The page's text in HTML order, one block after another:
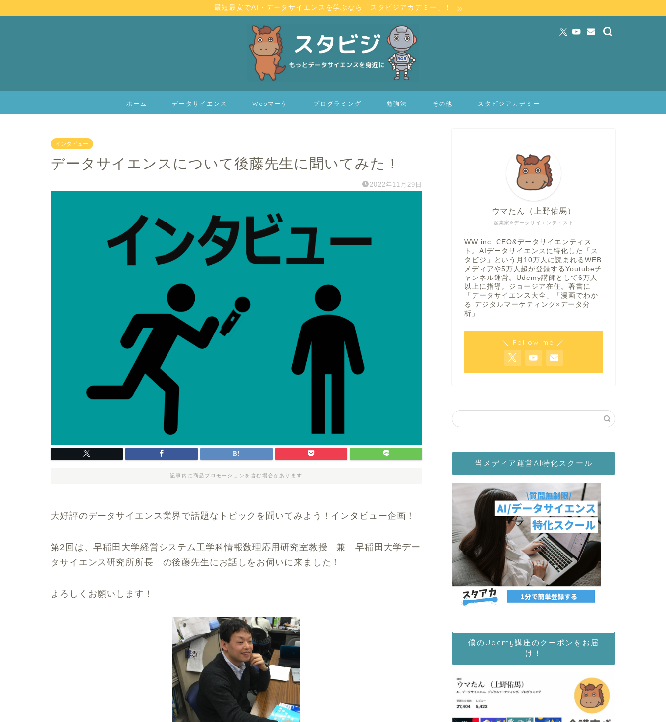
最短最安でAI・データサイエンスを学ぶなら「スタビジアカデミー」！
ホーム データサイエンス Webマーケ プログラミング 勉強法 その他 スタビジアカデミー
インタビュー
データサイエンスについて後藤先生に聞いてみた！
2022年11月29日
記事内に商品プロモーションを含む場合があります
大好評のデータサイエンス業界で話題なトピックを聞いてみよう！インタビュー企画！
第2回は、早稲田大学経営システム工学科情報数理応用研究室教授 兼 早稲田大学デー
タサイエンス研究所所長 の後藤先生にお話しをお伺いに来ました！
よろしくお願いします！
起業家&データサイエンティスト
ウマたん（上野佑馬）
WW inc. CEO&データサイエンティス
ト。AIデータサイエンスに特化した「ス
タビジ」という月10万人に読まれるWEB
メディアや5万人超が登録するYoutubeチ
ャンネル運営。Udemy講師として6万人
以上に指導。ジョージア在住。著書に
「データサイエンス大全」「漫画でわか
る デジタルマーケティング×データ分
析」
＼ Follow me ／
当メディア運営AI特化スクール
僕のUdemy講座のクーポンをお届
け！